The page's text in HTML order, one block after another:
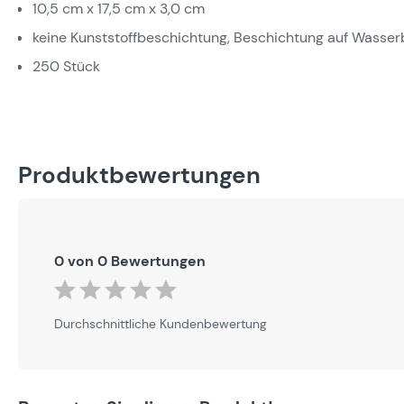
10,5 cm x 17,5 cm x 3,0 cm
keine Kunststoffbeschichtung, Beschichtung auf
250 Stück
Produktbewertungen
0 von 0 Bewertungen
Durchschnittliche Bewertung von 0 von 5 Sternen
Durchschnittliche Kundenbewertung